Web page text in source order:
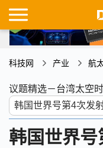
科技网 产业 航
议题精选－台湾太空
韩国世界